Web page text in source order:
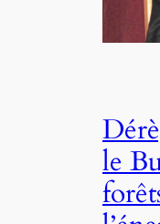
le